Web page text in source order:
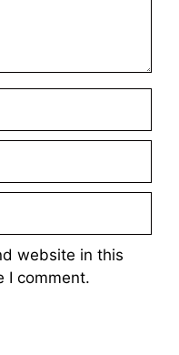
website in this
I comment.